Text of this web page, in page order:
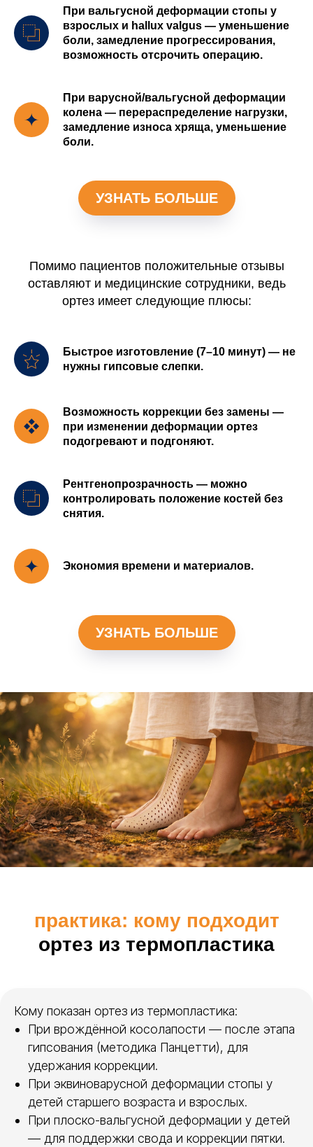
При вальгусной деформации стопы у
взрослых и hallux valgus — уменьшение
боли, замедление прогрессирования,
возможность отсрочить операцию.
При варусной/вальгусной деформации
колена — перераспределение нагрузки,
замедление износа хряща, уменьшение
боли.
УЗНАТЬ БОЛЬШЕ
Помимо пациентов положительные отзывы
оставляют и медицинские сотрудники, ведь
ортез имеет следующие плюсы:
Быстрое изготовление (7–10 минут) — не
нужны гипсовые слепки.
Возможность коррекции без замены —
при изменении деформации ортез
подогревают и подгоняют.
Рентгенопрозрачность — можно
контролировать положение костей без
снятия.
Экономия времени и материалов.
УЗНАТЬ БОЛЬШЕ
практика: кому подходит
ортез из термопластика
Кому показан ортез из термопластика:
При врождённой косолапости — после этапа
гипсования (методика Панцетти), для
удержания коррекции.
При эквиноварусной деформации стопы у
детей старшего возраста и взрослых.
При плоско-вальгусной деформации у детей
— для поддержки свода и коррекции пятки.
термопластик и ортезы
PolyEasy
Компания PolyEasy производит
низкотемпературный термопластик для
ортезирования и готовые ортезы на